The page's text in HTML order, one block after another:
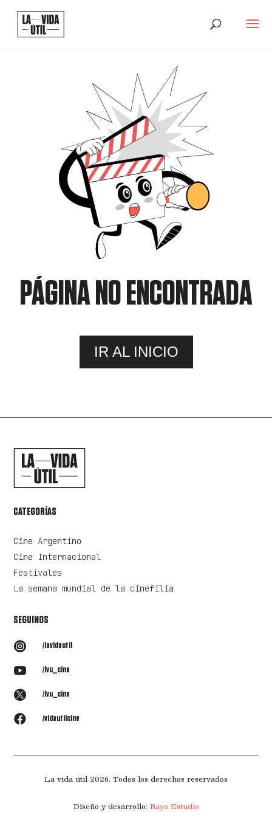
PÁGINA NO ENCONTRADA
IR AL INICIO
CATEGORÍAS
Cine Argentino
Cine Internacional
Festivales
La semana mundial de la cinefilia
SEGUINOS
 /lavidautil
 /lvu_cine
 /lvu_cine
 /vidautilcine
La vida útil 2026. Todos los derechos reservados
Diseño y desarrollo: Rayo Estudio